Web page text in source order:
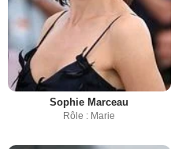
Sophie Marceau
Rôle : Marie